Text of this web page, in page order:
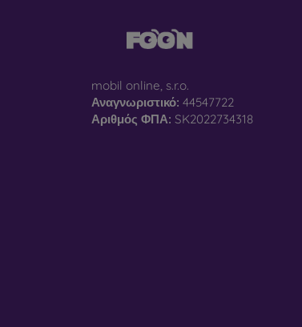
mobil online, s.r.o.
Αναγνωριστικό: 44547722
Αριθμός ΦΠΑ: SK2022734318